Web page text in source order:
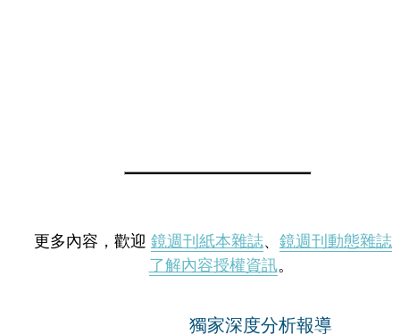
更多內容，歡迎 鏡週刊紙本雜誌、 鏡週刊動態雜誌
了解內容授權資訊。
獨家深度分析報導